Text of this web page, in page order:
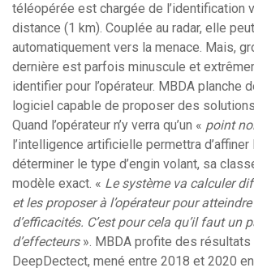
téléopérée est chargée de l’identification
distance (1 km). Couplée au radar, elle
automatiquement vers la menace. Mais,
dernière est parfois minuscule et
identifier pour l’opérateur. MBDA planche
logiciel capable de proposer des
Quand l’opérateur n’y verra qu’un « point
l’intelligence artificielle permettra
déterminer le type d’engin volant, sa
modèle exact. « Le système va calculer
et les proposer à l’opérateur pour
d’efficacités. C’est pour cela qu’il faut un
d’effecteurs ». MBDA profite des
DeepDectect, mené entre 2018 et 2020